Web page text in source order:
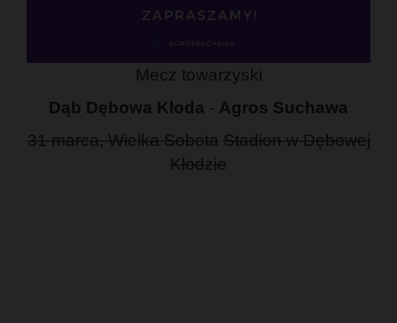
Mecz towarzyski
Dąb Dębowa Kłoda - Agros Suchawa
31 marca, Wielka Sobota Stadion w Dębowej
Kłodzie